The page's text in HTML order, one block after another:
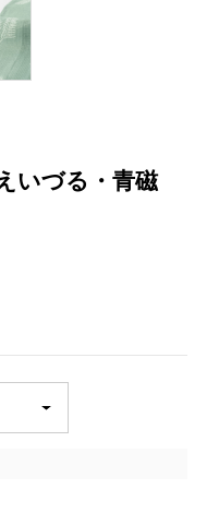
づる・青磁